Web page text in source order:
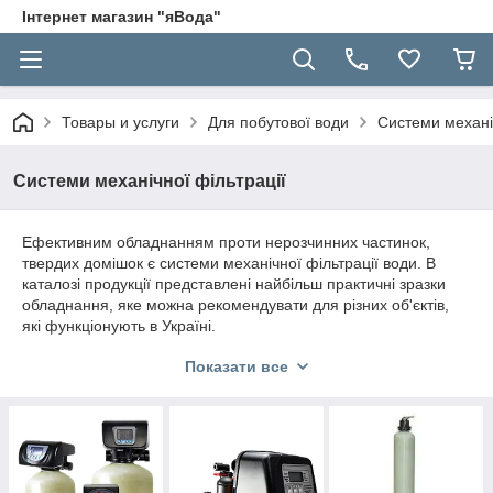
Інтернет магазин "яВода"
Товары и услуги Для побутової води Системи
Системи механічної фільтрації
Ефективним обладнанням проти нерозчинних частинок,
твердих домішок є системи механічної фільтрації води. В
каталозі продукції представлені найбільш практичні зразки
обладнання, яке можна рекомендувати для різних об'єктів,
які функціонують в Україні.
механічні системи фільтрації, знезалізнення, адсорбції.
Пристрої усувають такі види забруднень, як пісок, глина, іржа,
окислене залізо і багато іншого.
Показати все